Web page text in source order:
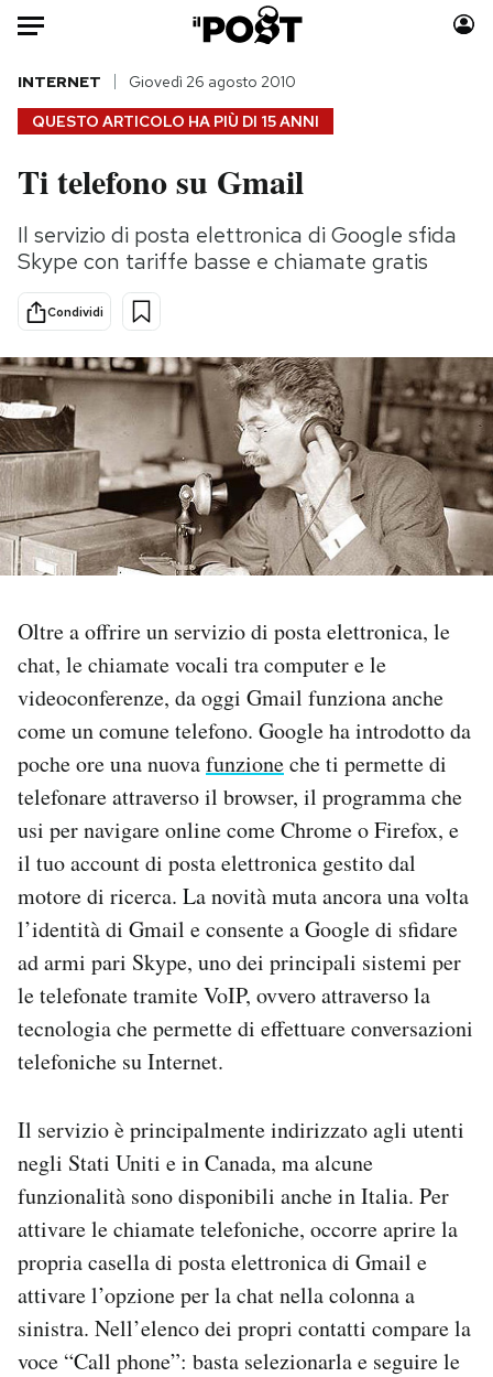
Auto
HOME
Italia
Politica
Internet
Cultura
Economia
Sport
Moda
Consumismi
Europa
Altrecose
Mondiali calcio 2026
PODCAST
SHOP
CALENDARIO
AREA PERSONALE
Newsletter
Notifiche mobile
Regala il Post
Hai bisogno di aiuto?
QUESTO ARTICOLO HA PIÙ DI 15 ANNI
INTERNET Giovedì 26 agosto 2010
Ti telefono su Gmail
Il servizio di posta elettronica di Google sfida
Skype con tariffe basse e chiamate gratis
Condividi
Oltre a offrire un servizio di posta elettronica, le
chat, le chiamate vocali tra computer e le
videoconferenze, da oggi Gmail funziona anche
come un comune telefono. Google ha introdotto da
poche ore una nuovafunzioneche ti permette di
telefonare attraverso il browser, il programma che
usi per navigare online come Chrome o Firefox, e
il tuo account di posta elettronica gestito dal
motore di ricerca. La novità muta ancora una volta
l’identità di Gmail e consente a Google di sfidare
ad armi pari Skype, uno dei principali sistemi per
le telefonate tramite VoIP, ovvero attraverso la
tecnologia che permette di effettuare conversazioni
telefoniche su Internet.
Il servizio è principalmente indirizzato agli utenti
negli Stati Uniti e in Canada, ma alcune
funzionalità sono disponibili anche in Italia. Per
attivare le chiamate telefoniche, occorre aprire la
propria casella di posta elettronica di Gmail e
attivare l’opzione per la chat nella colonna a
sinistra. Nell’elenco dei propri contatti compare la
voce “Call phone”: basta selezionarla e seguire le